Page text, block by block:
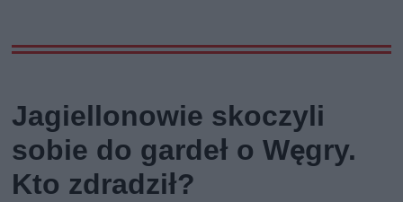
Jagiellonowie skoczyli
sobie do gardeł o Węgry.
Kto zdradził?